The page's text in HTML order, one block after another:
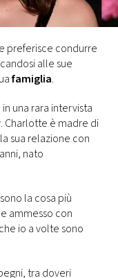
preferisce condurre
alle sue
famiglia.
una rara intervista
Charlotte è madre di
sua relazione con
nato
la cosa più
ammesso con
io a volte sono
tra doveri